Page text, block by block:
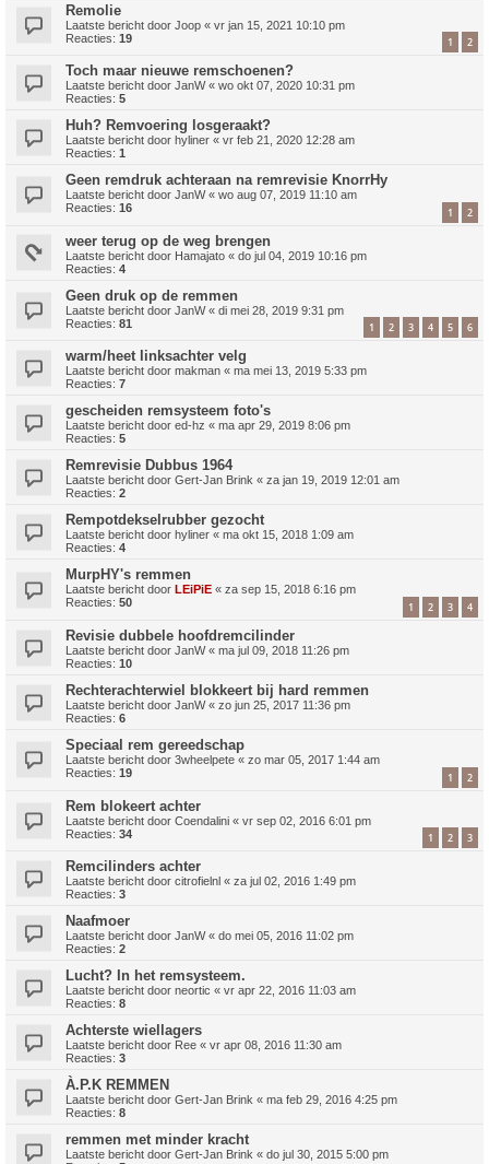
Remolie
Laatste bericht door Joop « vr jan 15, 2021 10:10 pm
Reacties: 19 1 2
Toch maar nieuwe remschoenen?
Laatste bericht door JanW« wo okt 07, 2020 10:31 pm
Reacties: 5
Huh? Remvoering losgeraakt?
Laatste bericht door hyliner « vr feb 21, 2020 12:28 am
Reacties: 1
Geen remdruk achteraan na remrevisie KnorrHy
Laatste bericht door JanW« wo aug 07, 2019 11:10 am
Reacties: 16 1 2
weer terug op de weg brengen
Laatste bericht door Hamajato « do jul 04, 2019 10:16 pm
Reacties: 4
Geen druk op de remmen
Laatste bericht door JanW« di mei 28, 2019 9:31 pm
Reacties: 81 1 2 3 4 5 6
warm/heet linksachter velg
Laatste bericht door makman « ma mei 13, 2019 5:33 pm
Reacties: 7
gescheiden remsysteem foto's
Laatste bericht door ed-hz « ma apr 29, 2019 8:06 pm
Reacties: 5
Remrevisie Dubbus 1964
Laatste bericht door Gert-Jan Brink « za jan 19, 2019 12:01 am
Reacties: 2
Rempotdekselrubber gezocht
Laatste bericht door hyliner « ma okt 15, 2018 1:09 am
Reacties: 4
MurpHY's remmen
Laatste bericht door LEiPiE « za sep 15, 2018 6:16 pm
Reacties: 50 1 2 3 4
Revisie dubbele hoofdremcilinder
Laatste bericht door JanW« ma jul 09, 2018 11:26 pm
Reacties: 10
Rechterachterwiel blokkeert bij hard remmen
Laatste bericht door JanW« zo jun 25, 2017 11:36 pm
Reacties: 6
Speciaal rem gereedschap
Laatste bericht door 3wheelpete « zo mar 05, 2017 1:44 am
Reacties: 19 1 2
Rem blokeert achter
Laatste bericht door Coendalini « vr sep 02, 2016 6:01 pm
Reacties: 34 1 2 3
Remcilinders achter
Laatste bericht door citrofielnl « za jul 02, 2016 1:49 pm
Reacties: 3
Naafmoer
Laatste bericht door JanW« do mei 05, 2016 11:02 pm
Reacties: 2
Lucht? In het remsysteem.
Laatste bericht door neortic « vr apr 22, 2016 11:03 am
Reacties: 8
Achterste wiellagers
Laatste bericht door Ree « vr apr 08, 2016 11:30 am
Reacties: 3
À.P.K REMMEN
Laatste bericht door Gert-Jan Brink « ma feb 29, 2016 4:25 pm
Reacties: 8
remmen met minder kracht
Laatste bericht door Gert-Jan Brink « do jul 30, 2015 5:00 pm